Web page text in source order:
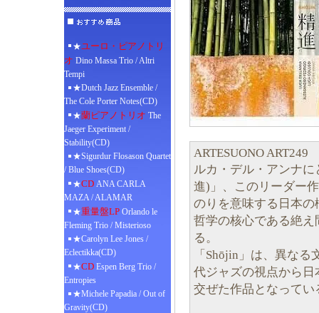
★ユーロ・ピアノトリ
オ Dino Massa Trio / Altri
Tempi
★Dutch Jazz Ensemble /
The Cole Porter Notes(CD)
★蘭ピアノトリオ The
Jaeger Experiment /
Stability(CD)
★Sigurdur Flosason Quartet
/ Blue Shoes(CD)
★CD ANA CARLA
MAZA / ALAMAR
★重量盤LP Orlando le
Fleming Trio / Misterioso
★Carolyn Lee Jones /
Eclectikka(CD)
★CD Espen Berg Trio /
Entropies
★Michele Papadia / Out of
Gravity(CD)
ARTESUONO ART249
ルカ・デル・アンナ
進)」、このリーダー
のりを意味する日本
哲学の核心である絶
る。
「Shōjin」は、異な
代ジャズの視点から
交ぜた作品となってい